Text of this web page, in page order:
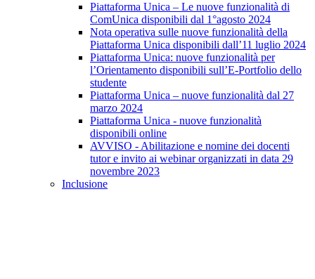
Piattaforma Unica – Le nuove funzionalità di
ComUnica disponibili dal 1°agosto 2024
Nota operativa sulle nuove funzionalità della
Piattaforma Unica disponibili dall’11 luglio 2024
Piattaforma Unica: nuove funzionalità per
l’Orientamento disponibili sull’E-Portfolio dello
studente
Piattaforma Unica – nuove funzionalità dal 27
marzo 2024
Piattaforma Unica - nuove funzionalità
disponibili online
AVVISO - Abilitazione e nomine dei docenti
tutor e invito ai webinar organizzati in data 29
novembre 2023
Inclusione